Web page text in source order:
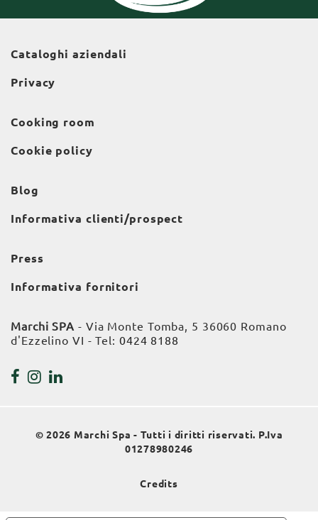
Cataloghi aziendali
Privacy
Cooking room
Cookie policy
Blog
Informativa clienti/prospect
Press
Informativa fornitori
Marchi SPA - Via Monte Tomba, 5 36060 Romano
d'Ezzelino VI - Tel: 0424 8188
© 2026 Marchi Spa - Tutti i diritti riservati. P.Iva
01278980246
Credits